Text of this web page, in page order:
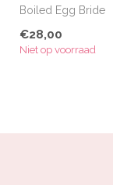
Boiled Egg Bride
€28,00
Niet op voorraad